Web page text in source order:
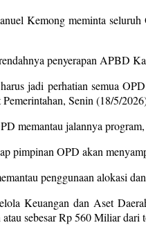
Kemong meminta
penyerapan APBD
jadi perhatian semua
Senin (18/5/
memantau jalannya
pimpinan OPD akan
penggunaan alokasi
Keuangan dan Aset
sebesar Rp 560 Miliar